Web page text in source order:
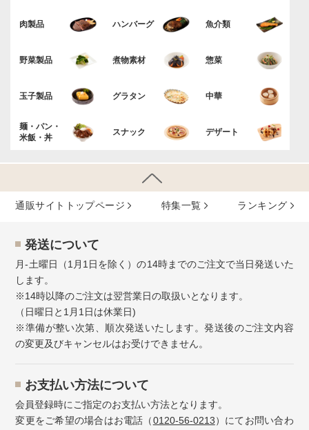
肉製品 ハンバーグ 魚介類
野菜製品 煮物素材 惣菜
玉子製品 グラタン 中華
麺・パン・
米飯・丼
スナック デザート
通販サイトトップページ 特集⼀覧 ランキング
発送について
月-土曜日（1月1日を除く）の14時までのご注文で当日発送いた
します。
※14時以降のご注文は翌営業日の取扱いとなります。
（日曜日と1月1日は休業日)
※準備が整い次第、順次発送いたします。発送後のご注文内容
の変更及びキャンセルはお受けできません。
お⽀払い⽅法について
会員登録時にご指定のお支払い方法となります。
変更をご希望の場合はお電話（0120-56-0213）にてお問い合わ